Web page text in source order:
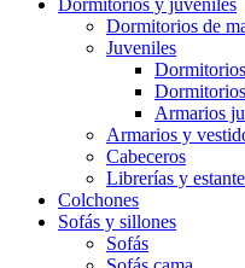
Dormitorios y juveniles
Dormitorios de
Juveniles
Armarios
Armarios y
Cabeceros
Librerías y
Colchones
Sofás y sillones
Sofás